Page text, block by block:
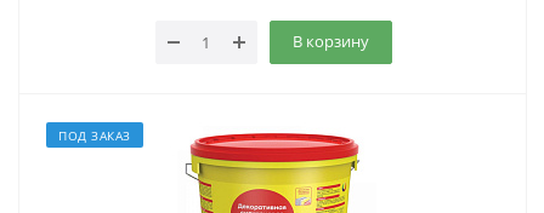
В корзину
ПОД ЗАКАЗ